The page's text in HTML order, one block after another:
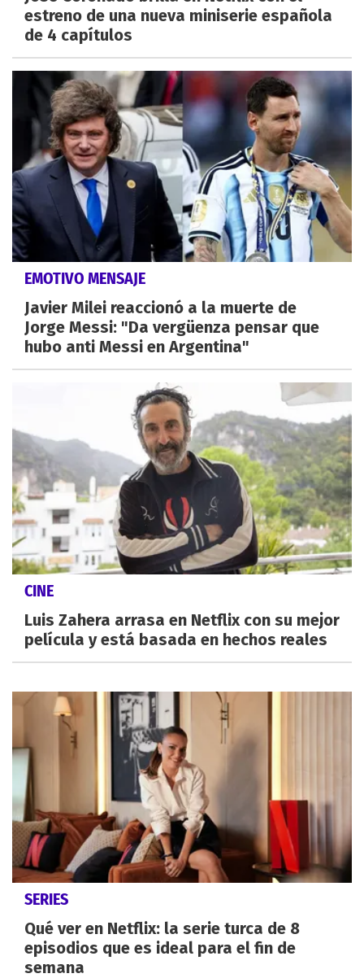
estreno de una nueva miniserie española
de 4 capítulos
EMOTIVO MENSAJE
Javier Milei reaccionó a la muerte de
Jorge Messi: "Da vergüenza pensar que
hubo anti Messi en Argentina"
CINE
Luis Zahera arrasa en Netflix con su mejor
película y está basada en hechos reales
SERIES
Qué ver en Netflix: la serie turca de 8
episodios que es ideal para el fin de
semana